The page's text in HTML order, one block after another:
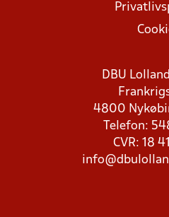
DBU
4800
Telefon:
CVR: 18